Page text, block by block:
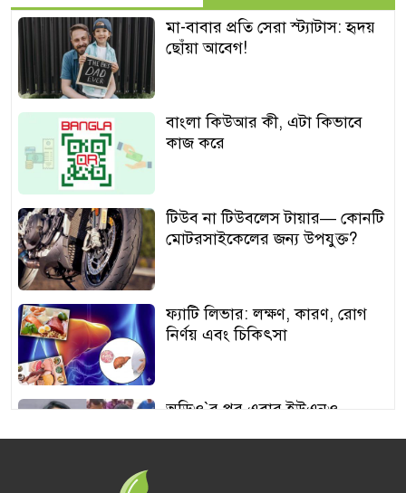
মা-বাবার প্রতি সেরা স্ট্যাটাস: হৃদয়
ছোঁয়া আবেগ!
বাংলা কিউআর কী, এটা কিভাবে
কাজ করে
টিউব না টিউবলেস টায়ার— কোনটি
মোটরসাইকেলের জন্য উপযুক্ত?
ফ্যাটি লিভার: লক্ষণ, কারণ, রোগ
নির্ণয় এবং চিকিৎসা
অডিও‍‍`র পর এবার ইউএনও